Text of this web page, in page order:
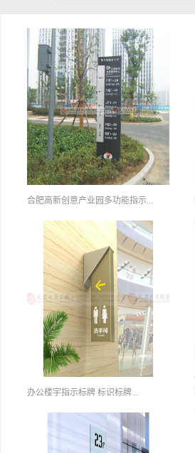
合肥高新创意产业园多功能指示...
办公楼宇指示标牌 标识标牌...